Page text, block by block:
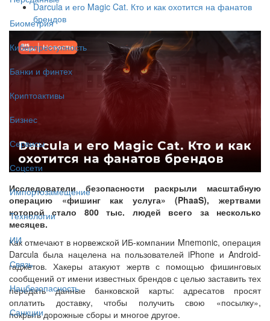
Биометрия
Киберпреступность
Банки и финтех
Криптоактивы
Бизнес
Сервисы
Соцсети
Импортозамещение
Технологии
ИИ
Связь
Нацбезопасность
Санкции
Darcula и его Magic Cat. Кто и как охотится на фанатов
брендов
Исследователи безопасности раскрыли масштабную
операцию «фишинг как услуга» (PhaaS), жертвами
которой стало 800 тыс. людей всего за несколько
месяцев.
Как отмечают в норвежской ИБ-компании Mnemonic, операция
Darcula была нацелена на пользователей iPhone и Android-
гаджетов. Хакеры атакуют жертв с помощью фишинговых
сообщений от имени известных брендов с целью заставить тех
передать данные банковской карты: адресатов просят
оплатить доставку, чтобы получить свою «посылку»,
покрыть дорожные сборы и многое другое.